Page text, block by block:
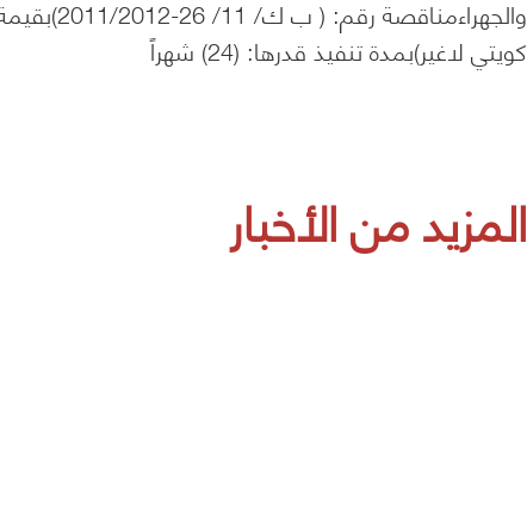
كويتي لاغير)بمدة تنفيذ قدرها: (24) شهراً
المزيد من الأخبار